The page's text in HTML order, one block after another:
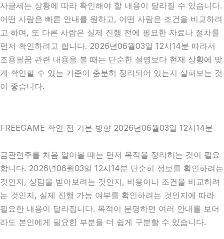
사글세는 상황에 따라 확인해야 할 내용이 달라질 수 있습니다.
어떤 사람은 빠른 안내를 원하고, 어떤 사람은 조건을 비교하려
고 하며, 또 다른 사람은 실제 진행 전에 필요한 자료나 절차를
먼저 확인하려고 합니다. 2026년06월03일 12시14분 따라서
조용필꿈 관련 내용을 볼 때는 단순한 설명보다 현재 상황에 맞
게 확인할 수 있는 기준이 충분히 정리되어 있는지 살펴보는 것
이 좋습니다.
FREEGAME 확인 전 기본 방향 2026년06월03일 12시14분
금관련주를 처음 알아볼 때는 먼저 목적을 정리하는 것이 필요
합니다. 2026년06월03일 12시14분 단순히 정보를 확인하려는
것인지, 상담을 받아보려는 것인지, 비용이나 조건을 비교하려
는 것인지, 실제 진행 가능 여부를 확인하려는 것인지에 따라
필요한 내용이 달라집니다. 목적이 분명하면 여러 안내를 보더
라도 본인에게 필요한 부분을 더 쉽게 구분할 수 있습니다.